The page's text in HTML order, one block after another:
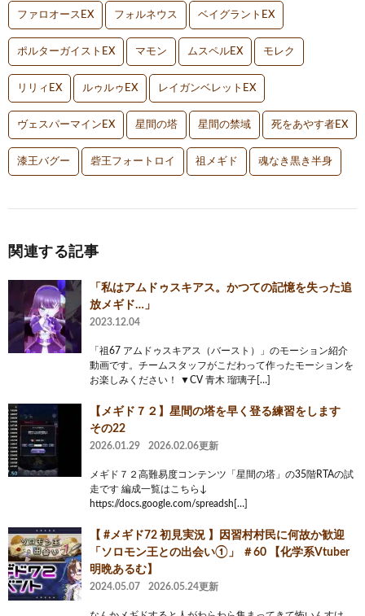
ファロオースEX フォルネウス ベイグラントEX
ポルターガイストEX マモン ムスペルEX モレク
リリィEX ルゥルゥEX レイガンベレットEX
ヴェスパーマインEX 星間の塔 星間の禁域 死をあやす者EX
漆王バグー 砦王フォートロイ 祖メギド 魂なき黒き半身
関連する記事
「私はアムドゥスキアス。かつての記憶を失った追
放メギド…」
2023.12.04
「祖67 アムドゥスキアス（バースト）」のモーション紹介
動画です。チームスタッフがこだわって作ったモーションを
お楽しみください！ ▼CV 青木 瑠璃子[…]
【メギド７２】星間の塔を早く登る練習をします
その22
2026.01.29 2026.02.06更新
メギド７２高難易度コンテンツ「星間の塔」の35階RTAの試
走です 編成一覧はこちら↓
https://docs.google.com/spreadsh[…]
【 #メギド72 初見実況 】因習村村民に何故か歓迎
「ソロモン王との出会い①」 ＃60 【化学系Vtuber
明晩あるむ】
2024.05.07 2026.05.24更新